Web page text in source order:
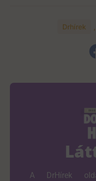
Drhírek
A DrHírek